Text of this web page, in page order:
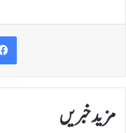
مزید خبریں